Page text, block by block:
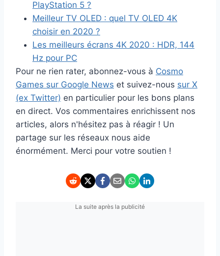
PlayStation 5 ?
Meilleur TV OLED : quel TV OLED 4K
choisir en 2020 ?
Les meilleurs écrans 4K 2020 : HDR, 144
Hz pour PC
Pour ne rien rater, abonnez-vous à Cosmo
Games sur Google News et suivez-nous sur X
(ex Twitter) en particulier pour les bons plans
en direct. Vos commentaires enrichissent nos
articles, alors n'hésitez pas à réagir ! Un
partage sur les réseaux nous aide
énormément. Merci pour votre soutien !
La suite après la publicité